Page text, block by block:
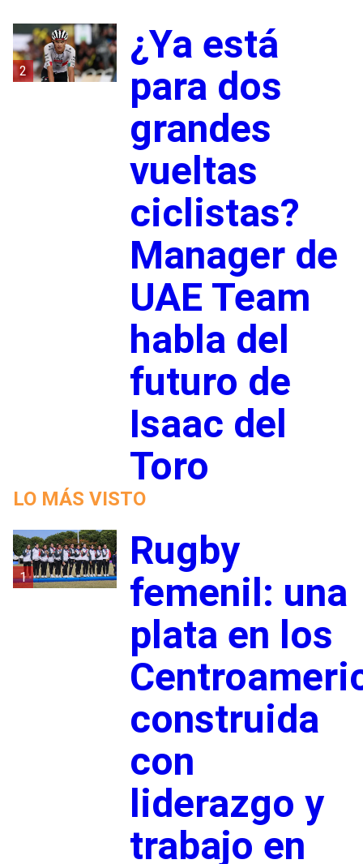
2
¿Ya está
para dos
grandes
vueltas
ciclistas?
Manager de
UAE Team
habla del
futuro de
Isaac del
Toro
LO MÁS VISTO
1
Rugby
femenil: una
plata en los
construida
con
liderazgo y
trabajo en